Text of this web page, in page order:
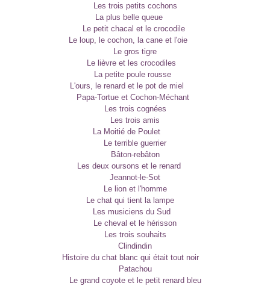
Les trois petits cochons
La plus belle queue
Le petit chacal et le crocodile
Le loup, le cochon, la cane et l'oie
Le gros tigre
Le lièvre et les crocodiles
La petite poule rousse
L'ours, le renard et le pot de miel
Papa-Tortue et Cochon-Méchant
Les trois cognées
Les trois amis
La Moitié de Poulet
Le terrible guerrier
Bâton-rebâton
Les deux oursons et le renard
Jeannot-le-Sot
Le lion et l'homme
Le chat qui tient la lampe
Les musiciens du Sud
Le cheval et le hérisson
Les trois souhaits
Clindindin
Histoire du chat blanc qui était tout noir
Patachou
Le grand coyote et le petit renard bleu